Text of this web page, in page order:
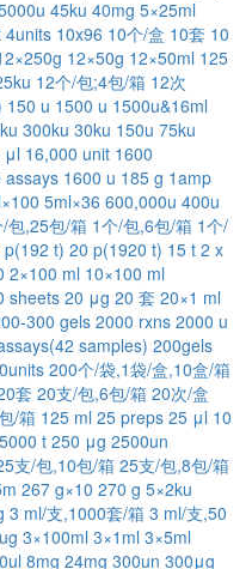
45ku 40mg 5×25ml
4units 10x96 10个/盒 10套 10
12×50g 12×50ml 125
12个/包;4包/箱 12次
150 u 1500 u 1500u&16ml
300ku 30ku 150u 75ku
μl 16,000 unit 1600
assays 1600 u 185 g 1amp
5ml×36 600,000u 400u
/包,25包/箱 1个/包,6包/箱 1个/
p(192 t) 20 p(1920 t) 15 t 2 x
2×100 ml 10×100 ml
sheets20 μg 20 套 20×1 ml
300 gels 2000 rxns 2000 u
samples) 200gels
200个/袋,1袋/盒,10盒/箱
套 20支/包,6包/箱 20次/盒
/箱 125 ml 25 preps 25 μl 10
5000 t 250 μg 2500un
支/包,10包/箱 25支/包,8包/箱
267 g×10 270 g 5×2ku
3 ml/支,1000套/箱 3 ml/支,50
3×100ml 3×1ml 3×5ml
8mg 24mg 300un 300μg